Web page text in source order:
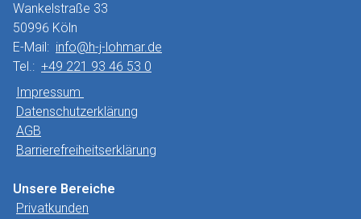
Wankelstraße 33
50996 Köln
E-Mail: info@h-j-lohmar.de
Tel.: +49 221 93 46 53 0
Impressum
Datenschutzerklärung
AGB
Barrierefreiheitserklärung
Unsere Bereiche
Privatkunden